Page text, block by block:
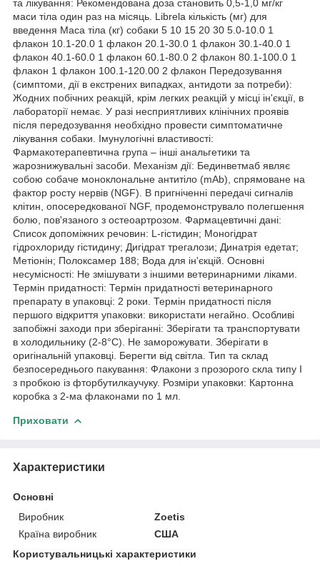
та лікування: Рекомендована доза становить 0,5-1,0 мг/кг
маси тіла один раз на місяць. Librela кількість (мг) для
введення Маса тіла (кг) собаки 5 10 15 20 30 5.0-10.0 1
флакон 10.1-20.0 1 флакон 20.1-30.0 1 флакон 30.1-40.0 1
флакон 40.1-60.0 1 флакон 60.1-80.0 2 флакон 80.1-100.0 1
флакон 1 флакон 100.1-120.00 2 флакон Передозування
(симптоми, дії в екстрених випадках, антидоти за потреби):
Жодних побічних реакцій, крім легких реакцій у місці ін'єкції, в
лабораторії немає. У разі несприятливих клінічних проявів
після передозування необхідно провести симптоматичне
лікування собаки. Імунулогічні властивості:
Фармакотерапевтична група – інші анальгетики та
жарознижувальні засоби. Механізм дії: Бединветмаб являє
собою собаче моноклональне антитіло (mAb), спрямоване на
фактор росту нервів (NGF). В пригніченні передачі сигналів
клітин, опосередкованої NGF, продемонструвало полегшення
болю, пов'язаного з остеоартрозом. Фармацевтичні дані:
Список допоміжних речовин: L-гістидин; Моногідрат
гідрохлориду гістидину; Дигідрат трегалози; Динатрія едетат;
Метіонін; Полоксамер 188; Вода для ін'єкцій. Основні
несумісності: Не змішувати з іншими ветеринарними ліками.
Термін придатності: Термін придатності ветеринарного
препарату в упаковці: 2 роки. Термін придатності після
першого відкриття упаковки: використати негайно. Особливі
запобіжні заходи при зберіганні: Зберігати та транспортувати
в холодильнику (2-8°C). Не заморожувати. Зберігати в
оригінальній упаковці. Берегти від світла. Тип та склад
безпосереднього пакування: Флакони з прозорого скла типу I
з пробкою із фторбутилкаучуку. Розміри упаковки: Картонна
коробка з 2-ма флаконами по 1 мл.
Приховати
Характеристики
Основні
Виробник
Zoetis
Країна виробник
США
Користувальницькі характеристики